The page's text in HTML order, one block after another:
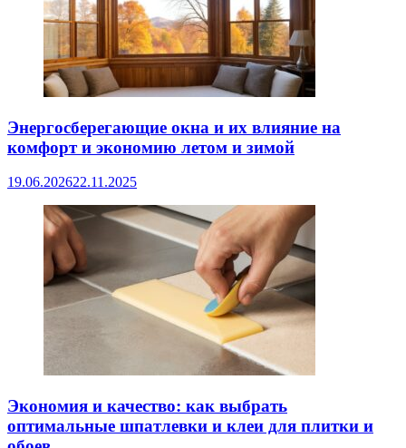
Энергосберегающие окна и их влияние на
комфорт и экономию летом и зимой
19.06.202622.11.2025
Экономия и качество: как выбрать
оптимальные шпатлевки и клеи для плитки и